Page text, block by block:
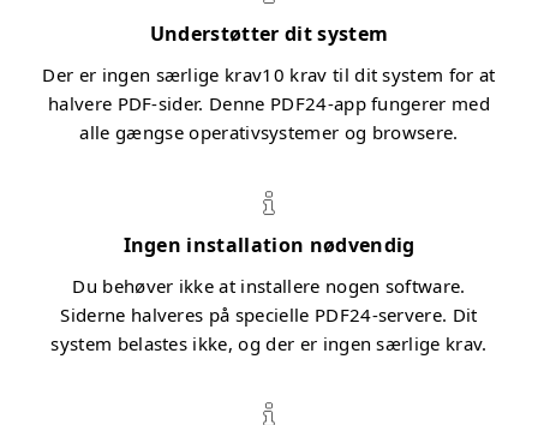
Understøtter dit system
Der er ingen særlige krav10 krav til dit system for at
halvere PDF-sider. Denne PDF24-app fungerer med
alle gængse operativsystemer og browsere.
Ingen installation nødvendig
Du behøver ikke at installere nogen software.
Siderne halveres på specielle PDF24-servere. Dit
system belastes ikke, og der er ingen særlige krav.